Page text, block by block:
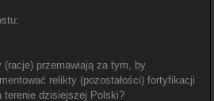
(racje) przemawiają za tym, by
relikty (pozostałości) fortyfikacji
terenie dzisiejszej Polski?